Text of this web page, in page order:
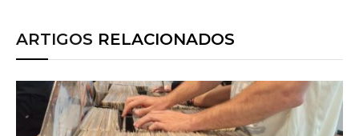
ARTIGOS RELACIONADOS